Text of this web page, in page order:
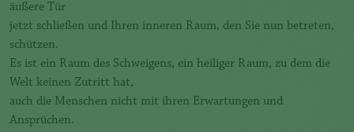
äußere Tür
jetzt schließen und Ihren inneren Raum, den Sie nun betreten,
schützen.
Es ist ein Raum des Schweigens, ein heiliger Raum, zu dem die
Welt keinen Zutritt hat,
auch die Menschen nicht mit ihren Erwartungen und
Ansprüchen.